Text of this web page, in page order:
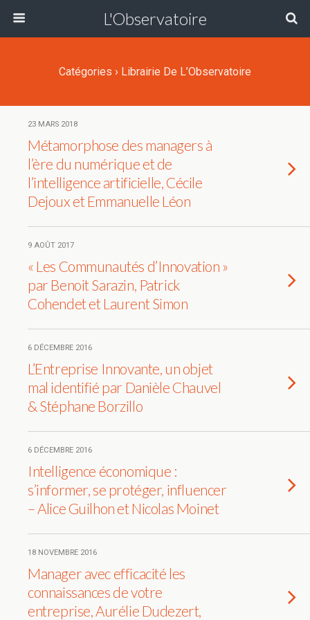
L'Observatoire
Catégories › Librairie De L’Observatoire
23 MARS 2018
Métamorphose des managers à
l’ère du numérique et de
l’intelligence artificielle, Cécile
Dejoux et Emmanuelle Léon
9 AOÛT 2017
« Les Communautés d’Innovation »
par Benoit Sarazin, Patrick
Cohendet et Laurent Simon
6 DÉCEMBRE 2016
L’Entreprise Innovante, un objet
mal identifié par Danièle Chauvel
& Stéphane Borzillo
6 DÉCEMBRE 2016
Intelligence économique :
s’informer, se protéger, influencer
– Alice Guilhon et Nicolas Moinet
18 NOVEMBRE 2016
Manager avec efficacité les
connaissances de votre
entreprise, Aurélie Dudezert,